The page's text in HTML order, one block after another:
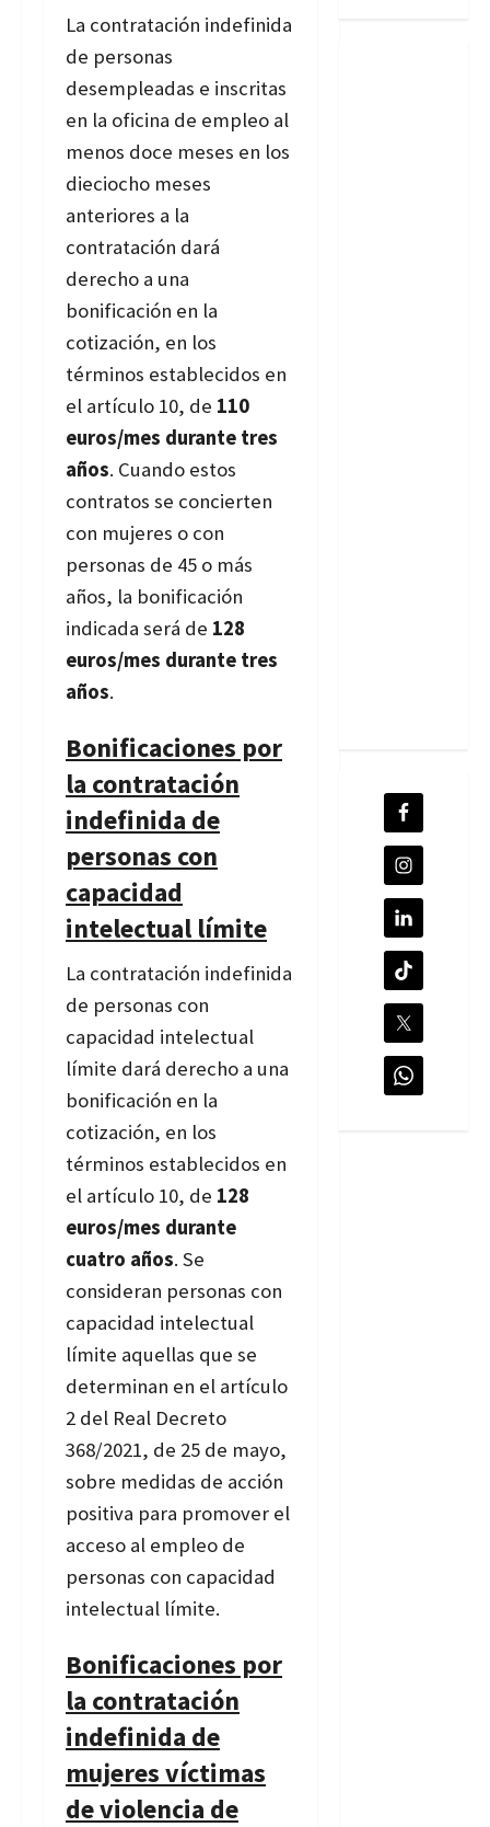
La contratación indefinida
de personas
desempleadas e inscritas
en la oficina de empleo al
menos doce meses en los
dieciocho meses
anteriores a la
contratación dará
derecho a una
bonificación en la
cotización, en los
términos establecidos en
el artículo 10, de 110
euros/mes durante tres
años. Cuando estos
contratos se concierten
con mujeres o con
personas de 45 o más
años, la bonificación
indicada será de 128
euros/mes durante tres
años.
Bonificaciones por
la contratación
indefinida de
personas con
capacidad
intelectual límite
La contratación indefinida
de personas con
capacidad intelectual
límite dará derecho a una
bonificación en la
cotización, en los
términos establecidos en
el artículo 10, de 128
euros/mes durante
cuatro años. Se
consideran personas con
capacidad intelectual
límite aquellas que se
determinan en el artículo
2 del Real Decreto
368/2021, de 25 de mayo,
sobre medidas de acción
positiva para promover el
acceso al empleo de
personas con capacidad
intelectual límite.
Bonificaciones por
la contratación
indefinida de
mujeres víctimas
de violencia de